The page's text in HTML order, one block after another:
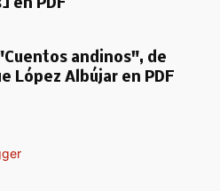
en PDF
andinos", de
López Albújar en PDF